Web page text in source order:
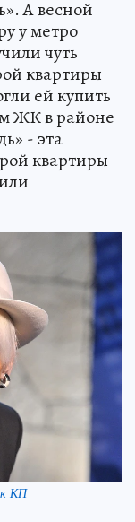
А весной
у метро
чуть
квартиры
ей купить
ЖК в районе
- эта
квартиры
КП